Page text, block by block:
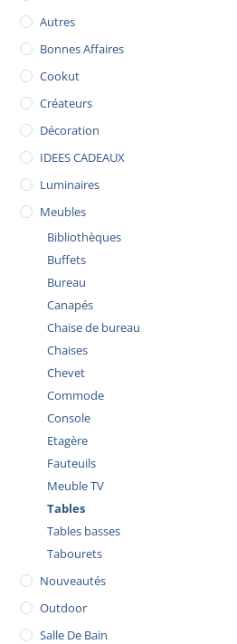
Autres
Bonnes Affaires
Cookut
Créateurs
Décoration
IDEES CADEAUX
Luminaires
Meubles
Bibliothèques
Buffets
Bureau
Canapés
Chaise de bureau
Chaises
Chevet
Commode
Console
Etagère
Fauteuils
Meuble TV
Tables
Tables basses
Tabourets
Nouveautés
Outdoor
Salle De Bain